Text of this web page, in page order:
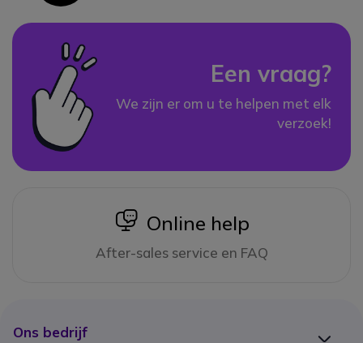
Een vraag?
We zijn er om u te helpen met elk
verzoek!
icon
Online help
After-sales service en FAQ
Ons bedrijf